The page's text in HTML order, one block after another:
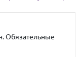
Обязательные